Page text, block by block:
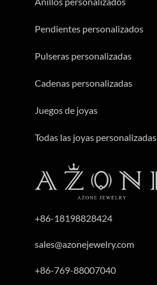
+86-18198828424
sales@azonejewelry.com
+86-769-88007040
Anillos personalizados
Pendientes personalizados
Pulseras personalizadas
Cadenas personalizadas
Juegos de joyas
Todas las joyas personalizadas